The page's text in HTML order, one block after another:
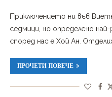
Приключението ни във
седмици, но определено
според нас е Хой Ан.
ПРОЧЕТИ ПОВЕЧЕ